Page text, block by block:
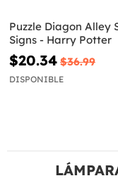
Puzzle Diagon Alley
Signs - Harry Potter
$20.34 $36.99
DISPONIBLE